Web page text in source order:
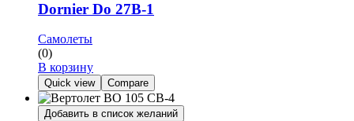
Dornier Do 27B-1
Самолеты
(0)
В корзину
Quick view Compare
Добавить в список желаний